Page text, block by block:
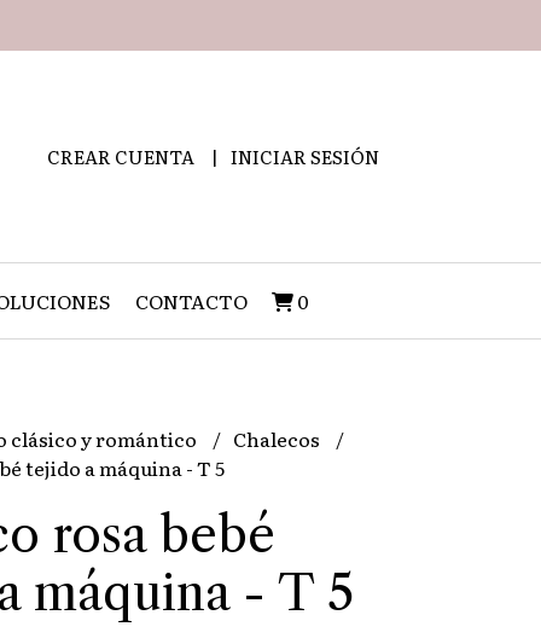
CREAR CUENTA INICIAR SESIÓN
CONTACTO 0
clásico y romántico
Chalecos
tejido a máquina - T 5
rosa bebé
máquina - T 5